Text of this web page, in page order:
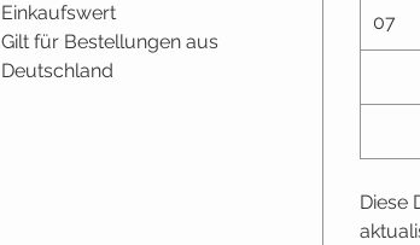
Einkaufswert
Gilt für Bestellungen aus
Deutschland
07
Diese